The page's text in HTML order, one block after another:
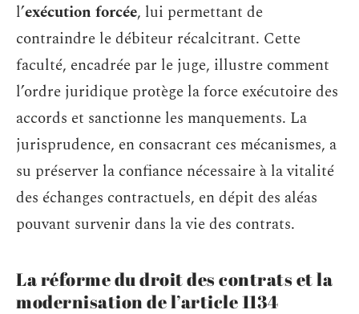
l’exécution forcée, lui permettant de
contraindre le débiteur récalcitrant. Cette
faculté, encadrée par le juge, illustre comment
l’ordre juridique protège la force exécutoire des
accords et sanctionne les manquements. La
jurisprudence, en consacrant ces mécanismes, a
su préserver la confiance nécessaire à la vitalité
des échanges contractuels, en dépit des aléas
pouvant survenir dans la vie des contrats.
La réforme du droit des contrats et la
modernisation de l’article 1134